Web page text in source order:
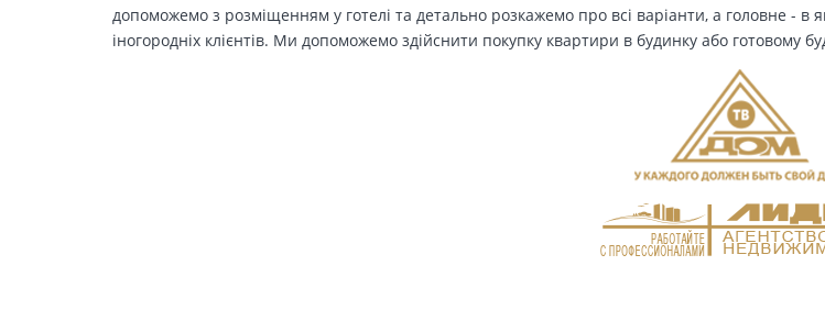
допоможемо з розміщенням у готелі та детально розкажемо про всі варіанти, а головне - в
іногородніх клієнтів. Ми допоможемо здійснити покупку квартири в будинку або готовому